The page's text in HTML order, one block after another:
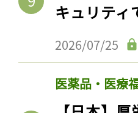
キュリティ
2026/07/25
医薬品・医療